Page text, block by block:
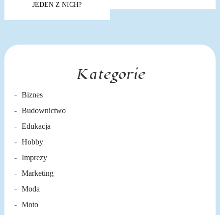
JEDEN Z NICH?
Kategorie
Biznes
Budownictwo
Edukacja
Hobby
Imprezy
Marketing
Moda
Moto